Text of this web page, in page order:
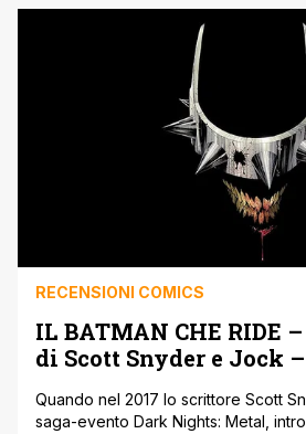
insieme due personaggi come
il Tessiragnatele, che finalmente si
scontrano) per poi allearsi e battere
RECENSIONI COMICS
IL BATMAN CHE RIDE
di Scott Snyder e Jock
Quando nel 2017 lo scrittore Scott
saga-evento Dark Nights: Metal,